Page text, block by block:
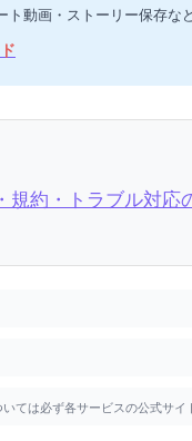
動画・ストーリー保存な
約・トラブル対応
ては必ず各サービスの公式サイ